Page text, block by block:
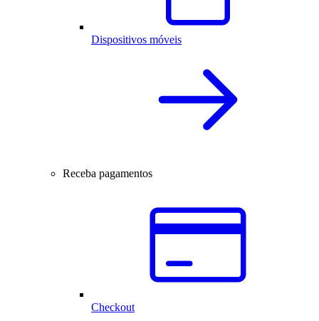
Dispositivos móveis
Receba pagamentos
Checkout